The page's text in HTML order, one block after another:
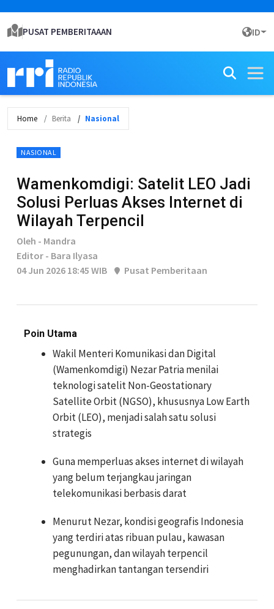
PUSAT PEMBERITAAAN ID
Home Berita Nasional
NASIONAL
Wamenkomdigi: Satelit LEO Jadi
Solusi Perluas Akses Internet di
Wilayah Terpencil
Oleh - Mandra
Editor - Bara Ilyasa
04 Jun 2026 18:45 WIB
Pusat Pemberitaan
Poin Utama
Wakil Menteri Komunikasi dan Digital
(Wamenkomdigi) Nezar Patria menilai
teknologi satelit Non-Geostationary
Satellite Orbit (NGSO), khususnya Low Earth
Orbit (LEO), menjadi salah satu solusi
strategis
Guna memperluas akses internet di wilayah
yang belum terjangkau jaringan
telekomunikasi berbasis darat
Menurut Nezar, kondisi geografis Indonesia
yang terdiri atas ribuan pulau, kawasan
pegunungan, dan wilayah terpencil
menghadirkan tantangan tersendiri